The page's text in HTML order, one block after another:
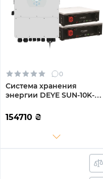
0
Система хранения
энергии DEYE SUN-10K-
2DY10.24K-LFP-W 10000W
10.24kh 2BAT LiFePO4 6000
154710 ₴